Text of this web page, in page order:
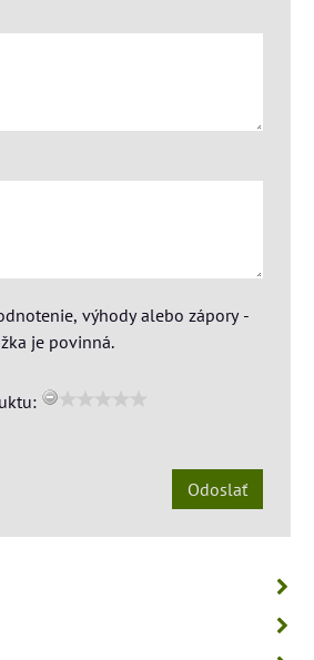
výhody alebo zápory -
je povinná.
Odoslať